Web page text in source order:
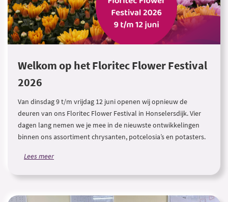
Welkom op het Floritec Flower Festival
2026
Van dinsdag 9 t/m vrijdag 12 juni openen wij opnieuw de
deuren van ons Floritec Flower Festival in Honselersdijk. Vier
dagen lang nemen we je mee in de nieuwste ontwikkelingen
binnen ons assortiment chrysanten, potcelosia’s en potasters.
Lees meer